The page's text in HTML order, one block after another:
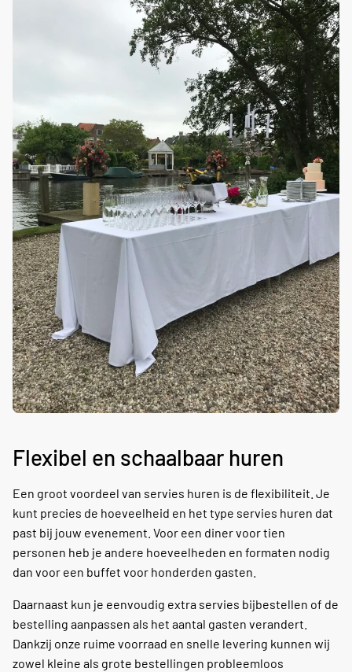
Flexibel en schaalbaar huren
Een groot voordeel van servies huren is de flexibiliteit. Je
kunt precies de hoeveelheid en het type servies huren dat
past bij jouw evenement. Voor een diner voor tien
personen heb je andere hoeveelheden en formaten nodig
dan voor een buffet voor honderden gasten.
Daarnaast kun je eenvoudig extra servies bijbestellen of de
bestelling aanpassen als het aantal gasten verandert.
Dankzij onze ruime voorraad en snelle levering kunnen wij
zowel kleine als grote bestellingen probleemloos